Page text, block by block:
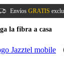
Envíos GRATIS
la fibra a casa